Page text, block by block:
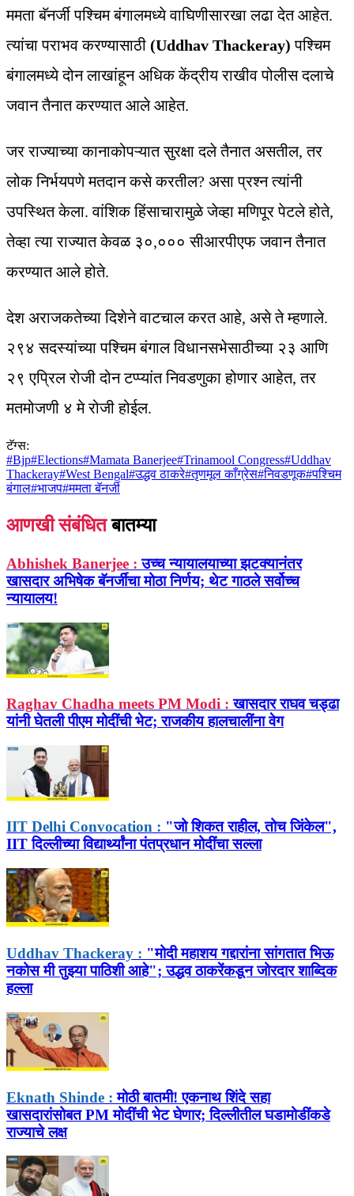
ममता बॅनर्जी पश्चिम बंगालमध्ये वाघिणीसारखा लढा देत आहेत.
त्यांचा पराभव करण्यासाठी (Uddhav Thackeray) पश्चिम
बंगालमध्ये दोन लाखांहून अधिक केंद्रीय राखीव पोलीस दलाचे
जवान तैनात करण्यात आले आहेत.
जर राज्याच्या कानाकोपऱ्यात सुरक्षा दले तैनात असतील, तर
लोक निर्भयपणे मतदान कसे करतील? असा प्रश्न त्यांनी
उपस्थित केला. वांशिक हिंसाचारामुळे जेव्हा मणिपूर पेटले होते,
तेव्हा त्या राज्यात केवळ ३०,००० सीआरपीएफ जवान तैनात
करण्यात आले होते.
देश अराजकतेच्या दिशेने वाटचाल करत आहे, असे ते म्हणाले.
२९४ सदस्यांच्या पश्चिम बंगाल विधानसभेसाठीच्या २३ आणि
२९ एप्रिल रोजी दोन टप्प्यांत निवडणुका होणार आहेत, तर
मतमोजणी ४ मे रोजी होईल.
टॅग्स:
#Bjp#Elections#Mamata Banerjee#Trinamool Congress#Uddhav
Thackeray#West Bengal#उद्धव ठाकरे#तृणमूल काँग्रेस#निवडणूक#पश्चिम
बंगाल#भाजप#ममता बॅनर्जी
आणखी संबंधित बातम्या
Abhishek Banerjee : उच्च न्यायालयाच्या झटक्यानंतर
खासदार अभिषेक बॅनर्जींचा मोठा निर्णय; थेट गाठले सर्वोच्च
न्यायालय!
Raghav Chadha meets PM Modi : खासदार राघव चड्ढा
यांनी घेतली पीएम मोदींची भेट; राजकीय हालचालींना वेग
IIT Delhi Convocation : "जो शिकत राहील, तोच जिंकेल",
IIT दिल्लीच्या विद्यार्थ्यांना पंतप्रधान मोदींचा सल्ला
Uddhav Thackeray : "मोदी महाशय गद्दारांना सांगतात भिऊ
नकोस मी तुझ्या पाठिशी आहे"; उद्धव ठाकरेंकडून जोरदार शाब्दिक
हल्ला
Eknath Shinde : मोठी बातमी! एकनाथ शिंदे सहा
खासदारांसोबत PM मोदींची भेट घेणार; दिल्लीतील घडामोडींकडे
राज्याचे लक्ष